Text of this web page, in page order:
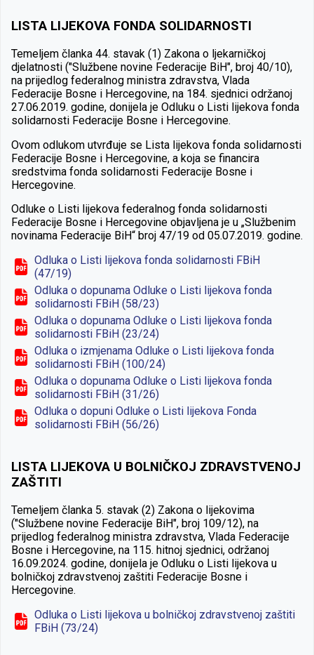
LISTA LIJEKOVA FONDA SOLIDARNOSTI
Temeljem članka 44. stavak (1) Zakona o ljekarničkoj
djelatnosti ("Službene novine Federacije BiH", broj 40/10),
na prijedlog federalnog ministra zdravstva, Vlada
Federacije Bosne i Hercegovine, na 184. sjednici održanoj
27.06.2019. godine, donijela je Odluku o Listi lijekova fonda
solidarnosti Federacije Bosne i Hercegovine.
Ovom odlukom utvrđuje se Lista lijekova fonda solidarnosti
Federacije Bosne i Hercegovine, a koja se financira
sredstvima fonda solidarnosti Federacije Bosne i
Hercegovine.
Odluke o Listi lijekova federalnog fonda solidarnosti
Federacije Bosne i Hercegovine objavljena je u „Službenim
novinama Federacije BiH“ broj 47/19 od 05.07.2019. godine.
Odluka o Listi lijekova fonda solidarnosti FBiH
(47/19)
Odluka o dopunama Odluke o Listi lijekova fonda
solidarnosti FBiH (58/23)
Odluka o dopunama Odluke o Listi lijekova fonda
solidarnosti FBiH (23/24)
Odluka o izmjenama Odluke o Listi lijekova fonda
solidarnosti FBiH (100/24)
Odluka o dopunama Odluke o Listi lijekova fonda
solidarnosti FBiH (31/26)
Odluka o dopuni Odluke o Listi lijekova Fonda
solidarnosti FBiH (56/26)
LISTA LIJEKOVA U BOLNIČKOJ ZDRAVSTVENOJ
ZAŠTITI
Temeljem članka 5. stavak (2) Zakona o lijekovima
("Službene novine Federacije BiH", broj 109/12), na
prijedlog federalnog ministra zdravstva, Vlada Federacije
Bosne i Hercegovine, na 115. hitnoj sjednici, održanoj
16.09.2024. godine, donijela je Odluku o Listi lijekova u
bolničkoj zdravstvenoj zaštiti Federacije Bosne i
Hercegovine.
Odluka o Listi lijekova u bolničkoj zdravstvenoj zaštiti
FBiH (73/24)